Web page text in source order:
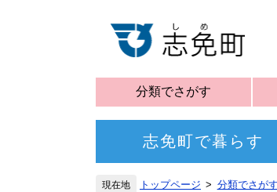
分類でさがす
志免町で暮らす
トップページ 分類でさがす